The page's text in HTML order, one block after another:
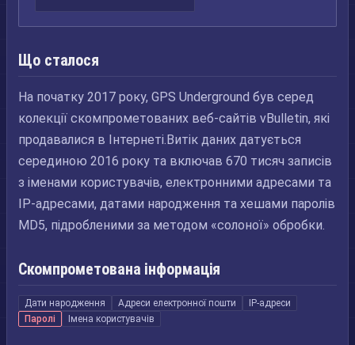
Що сталося
На початку 2017 року, GPS Underground був серед
колекції скомпрометованих веб-сайтів vBulletin, які
продавалися в Інтернеті.Витік даних датується
серединою 2016 року та включав 670 тисяч записів
з іменами користувачів, електронними адресами та
IP-адресами, датами народження та хешами паролів
MD5, підробленими за методом «солоної» обробки.
Скомпрометована інформація
Дати народження Адреси електронної пошти
IP-адреси
Паролі
Імена користувачів